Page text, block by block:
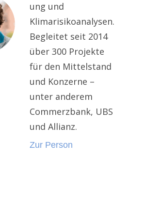
ung und
Klimarisikoanalysen.
Begleitet seit 2014
über 300 Projekte
für den Mittelstand
und Konzerne –
unter anderem
Commerzbank, UBS
und Allianz.
Zur Person